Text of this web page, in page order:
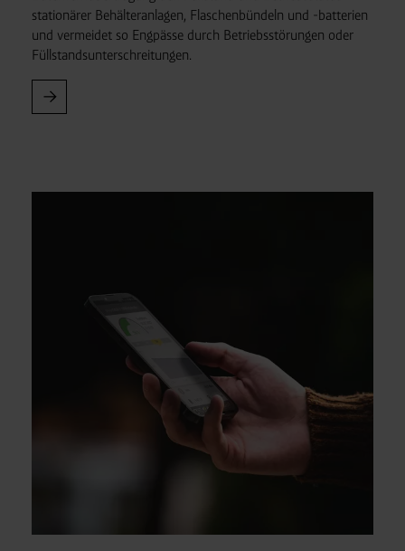
Verantwortlicher:Westfalen AG & Co. KG, Industrieweg
43, 48155 Münster E-Mail: datenschutz@westfalen.com
stationärer Behälteranlagen, Flaschenbündeln und -batterien
und vermeidet so Engpässe durch Betriebsstörungen oder
Füllstandsunterschreitungen.